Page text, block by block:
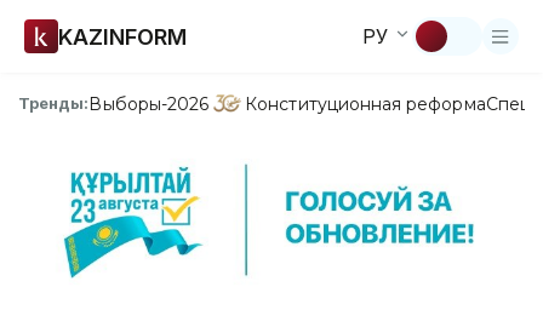
KAZINFORM РУ
Тренды:Выборы-2026 Конституционная реформа